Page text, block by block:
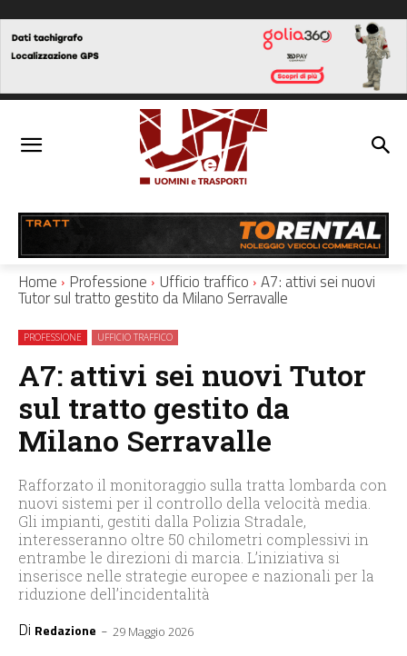
Home Professione Ufficio traffico A7: attivi sei nuovi
Tutor sul tratto gestito da Milano Serravalle
PROFESSIONE UFFICIO TRAFFICO
A7: attivi sei nuovi Tutor
sul tratto gestito da
Milano Serravalle
Rafforzato il monitoraggio sulla tratta lombarda con
nuovi sistemi per il controllo della velocità media.
Gli impianti, gestiti dalla Polizia Stradale,
interesseranno oltre 50 chilometri complessivi in
entrambe le direzioni di marcia. L’iniziativa si
inserisce nelle strategie europee e nazionali per la
riduzione dell’incidentalità
Di Redazione - 29 Maggio 2026